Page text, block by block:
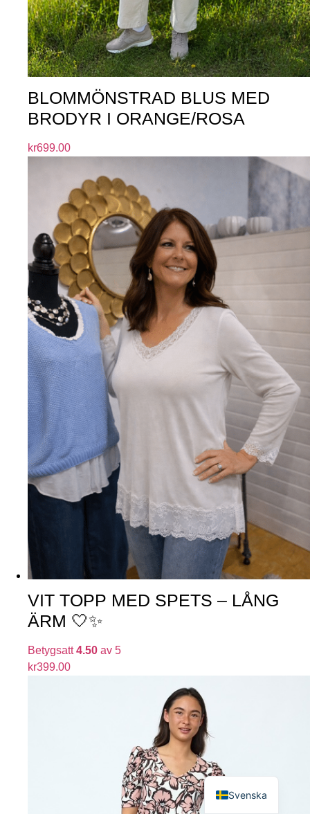
BLOMMÖNSTRAD BLUS MED
BRODYR I ORANGE/ROSA
kr699.00
VIT TOPP MED SPETS – LÅNG
ÄRM 🤍✨
Betygsatt4.50 av 5
kr399.00
Svenska